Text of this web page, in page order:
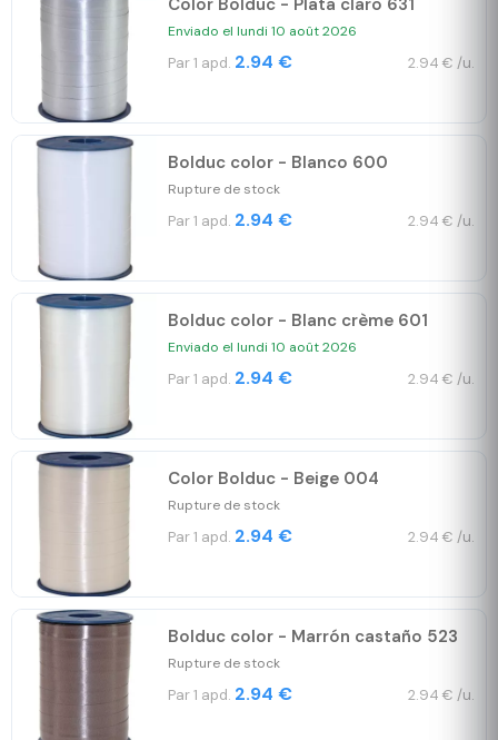
Color Bolduc - Plata claro 631
Enviado el lundi 10 août 2026
Par 1 apd. 2.94 € 2.94 € /u.
Bolduc color - Blanco 600
Rupture de stock
Par 1 apd. 2.94 € 2.94 € /u.
Bolduc color - Blanc crème 601
Enviado el lundi 10 août 2026
Par 1 apd. 2.94 € 2.94 € /u.
Color Bolduc - Beige 004
Rupture de stock
Par 1 apd. 2.94 € 2.94 € /u.
Bolduc color - Marrón castaño 523
Rupture de stock
Par 1 apd. 2.94 € 2.94 € /u.